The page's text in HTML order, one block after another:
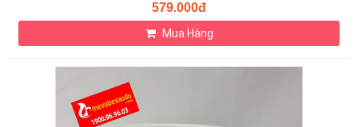
579.000đ
Mua Hàng